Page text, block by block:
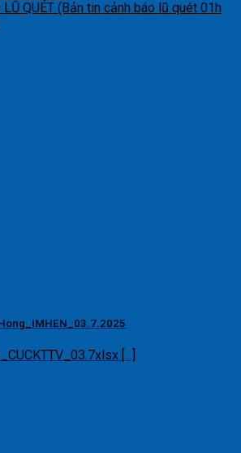
QUÉT (Bản tin cảnh báo lũ quét 01h
[...]